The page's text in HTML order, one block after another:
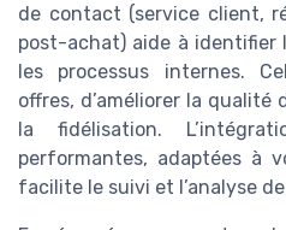
de contact (service client,
post-achat) aide à
les processus internes.
offres, d’améliorer la qualité
la fidélisation.
performantes, adaptées à
facilite le suivi et l’analyse